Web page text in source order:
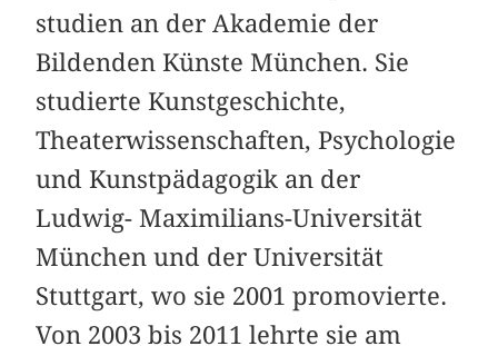
studien an der Akademie der
Bildenden Künste München. Sie
studierte Kunstgeschichte,
Theaterwissenschaften, Psychologie
und Kunstpädagogik an der
Ludwig- Maximilians-Universität
München und der Universität
Stuttgart, wo sie 2001 promovierte.
Von 2003 bis 2011 lehrte sie am